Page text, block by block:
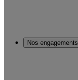
Nos engagements